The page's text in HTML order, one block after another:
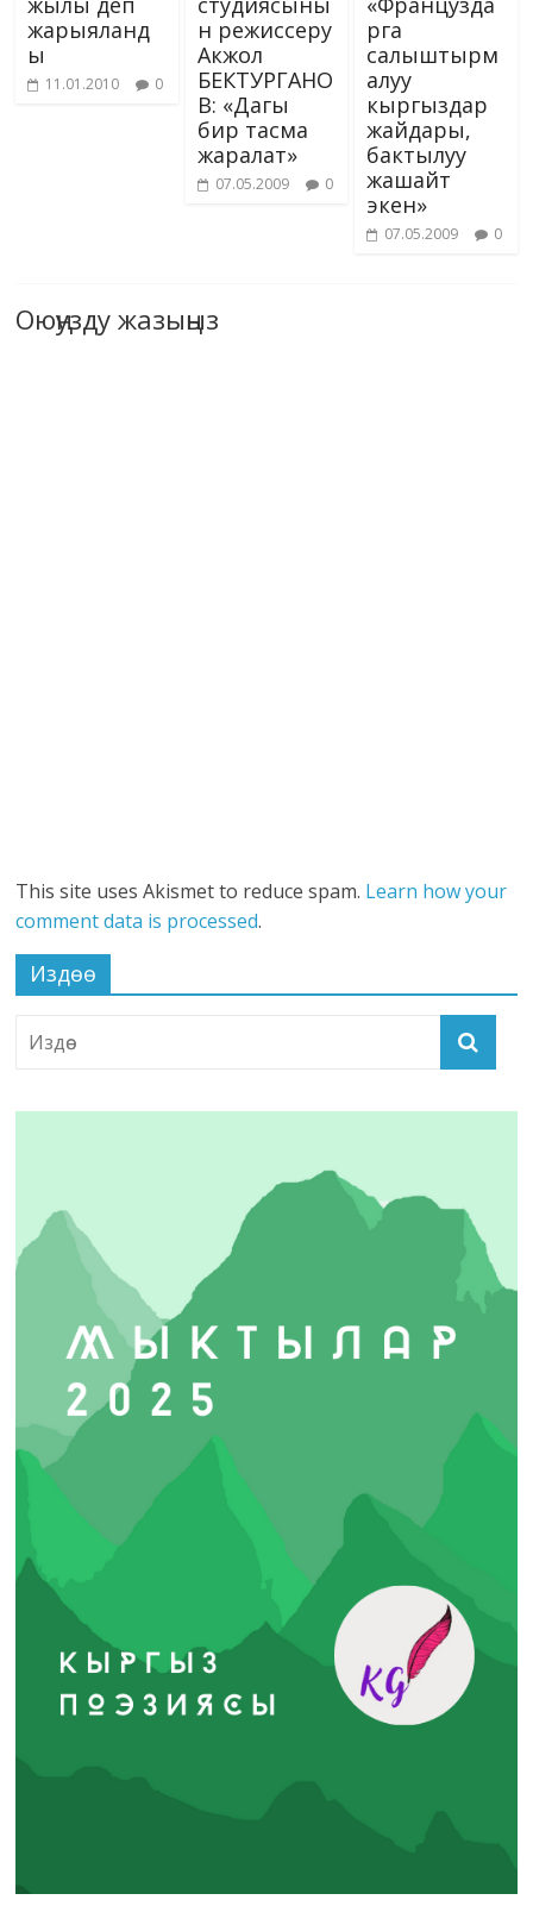
жарыяланд
ы
11.01.2010 0
н режиссеру
Акжол
БЕКТУРГАНО
В: «Дагы
бир тасма
жаралат»
07.05.2009 0
рга
салыштырм
алуу
кыргыздар
жайдары,
бактылуу
жашайт
экен»
07.05.2009 0
Оюңузду жазыңыз
This site uses Akismet to reduce spam. Learn how your
comment data is processed.
Издөө